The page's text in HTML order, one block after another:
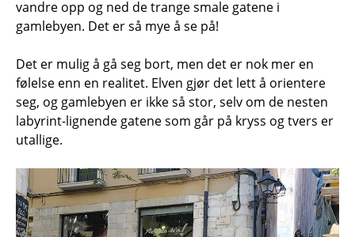
vandre opp og ned de trange smale gatene i
gamlebyen. Det er så mye å se på!
Det er mulig å gå seg bort, men det er nok mer en
følelse enn en realitet. Elven gjør det lett å orientere
seg, og gamlebyen er ikke så stor, selv om de nesten
labyrint-lignende gatene som går på kryss og tvers er
utallige.